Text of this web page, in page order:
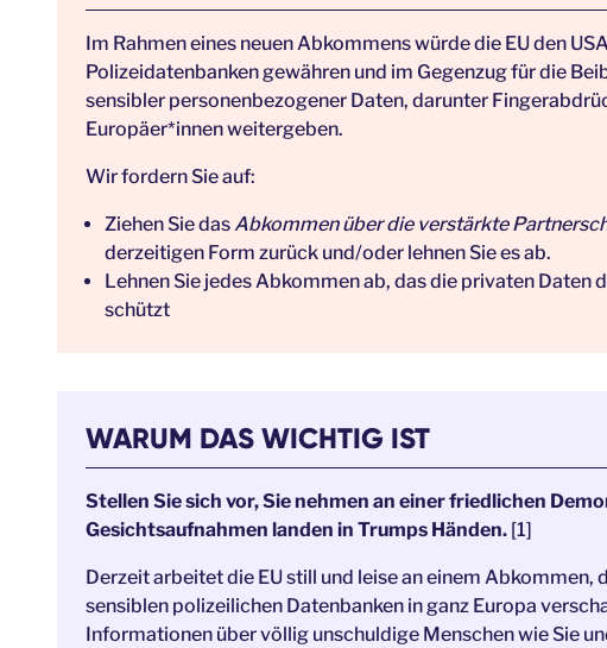
Im Rahmen eines neuen Abkommens würde die EU den
Polizeidatenbanken gewähren und im Gegenzug für die
sensibler personenbezogener Daten, darunter
Europäer*innen weitergeben.
Wir fordern Sie auf:
Ziehen Sie dasAbkommen über die verstärkte
derzeitigen Form zurück und/oder lehnen Sie es ab.
Lehnen Sie jedes Abkommen ab, das die privaten Daten
schützt
WARUM DAS WICHTIG IST
Stellen Sie sich vor, Sie nehmen an einer friedlichen
Gesichtsaufnahmen landen in Trumps Händen. [1]
Derzeit arbeitet die EU still und leise an einem Abkommen,
sensiblen polizeilichen Datenbanken in ganz Europa
Informationen über völlig unschuldige Menschen wie Sie